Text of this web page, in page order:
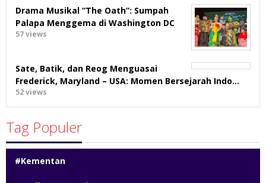
Drama Musikal “The Oath”: Sumpah
Palapa Menggema di Washington DC
57 views
Sate, Batik, dan Reog Menguasai
Frederick, Maryland – USA: Momen Bersejarah Indo…
52 views
Tag Populer
#Kementan